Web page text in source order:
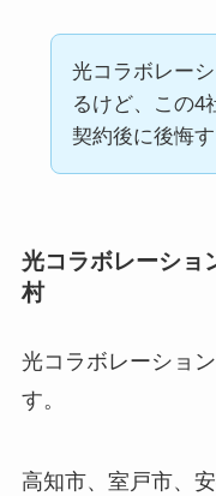
光コラボレー
るけど、この4
契約後に後悔
光コラボレーショ
村
光コラボレーショ
す。
高知市、室戸市、